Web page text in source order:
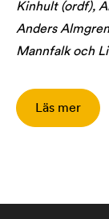
Kinhult (ordf),
Anders
Mannfalk och
Läs mer